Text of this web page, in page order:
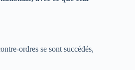
ordres se sont succédés,